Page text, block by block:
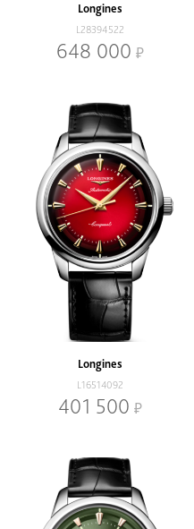
Longines
L28394522
648 000
Longines
L16514092
401 500